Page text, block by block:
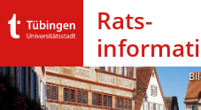
Rats­